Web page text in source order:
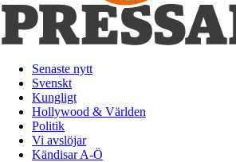
Senaste nytt
Svenskt
Kungligt
Hollywood & Världen
Politik
Vi avslöjar
Kändisar A-Ö